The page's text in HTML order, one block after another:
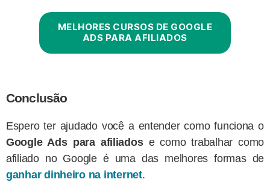
MELHORES CURSOS DE GOOGLE
ADS PARA AFILIADOS
Conclusão
Espero ter ajudado você a entender como funciona o
Google Ads para afiliadose como trabalhar como
afiliado no Google é uma das melhores formas de
ganhar dinheiro na internet.